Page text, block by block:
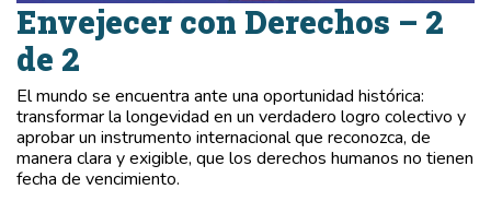
Envejecer con Derechos – 2
de 2
El mundo se encuentra ante una oportunidad histórica:
transformar la longevidad en un verdadero logro colectivo y
aprobar un instrumento internacional que reconozca, de
manera clara y exigible, que los derechos humanos no tienen
fecha de vencimiento.